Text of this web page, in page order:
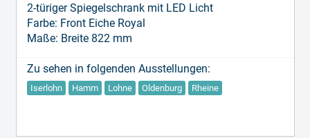
2-türiger Spiegelschrank mit LED Licht
Farbe: Front Eiche Royal
Maße: Breite 822 mm
Zu sehen in folgenden Ausstellungen:
Iserlohn Hamm Lohne Oldenburg Rheine